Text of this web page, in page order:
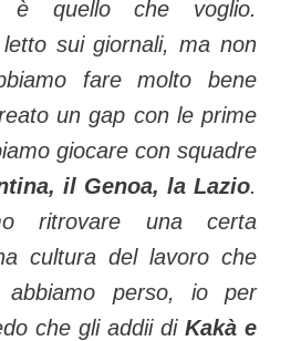
è quello che voglio.
letto sui giornali, ma non
fare molto bene
un gap con le prime
giocare con squadre
il Genoa, la Lazio.
ritrovare una certa
cultura del lavoro che
abbiamo perso, io per
che gli addii di Kakà e